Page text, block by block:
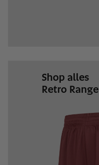
Shop alles
Retro Range